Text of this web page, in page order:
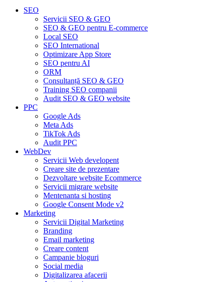
Menu
SEO
Servicii SEO & GEO
SEO & GEO pentru E-commerce
Local SEO
SEO International
Optimizare App Store
SEO pentru AI
ORM
Consultanță SEO & GEO
Training SEO companii
Audit SEO & GEO website
PPC
Google Ads
Meta Ads
TikTok Ads
Audit PPC
WebDev
Servicii Web developent
Creare site de prezentare
Dezvoltare website Ecommerce
Servicii migrare website
Mentenanta si hosting
Google Consent Mode v2
Marketing
Servicii Digital Marketing
Branding
Email marketing
Creare content
Campanie bloguri
Social media
Digitalizarea afacerii